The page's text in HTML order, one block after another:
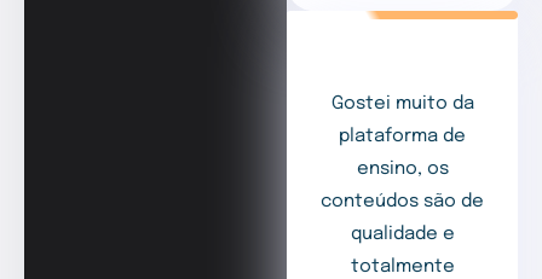
Gostei muito da
plataforma de
ensino, os
conteúdos são de
qualidade e
totalmente